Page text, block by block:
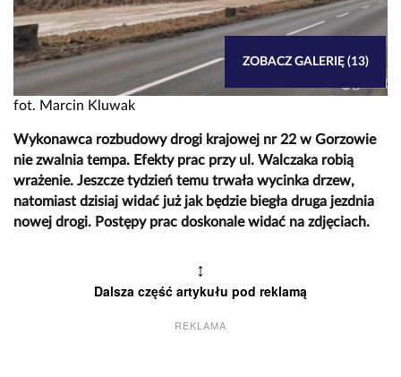
fot. Marcin Kluwak
ZOBACZ GALERIĘ (13)
Wykonawca rozbudowy drogi krajowej nr 22 w Gorzowie
nie zwalnia tempa. Efekty prac przy ul. Walczaka robią
wrażenie. Jeszcze tydzień temu trwała wycinka drzew,
natomiast dzisiaj widać już jak będzie biegła druga jezdnia
nowej drogi. Postępy prac doskonale widać na zdjęciach.
↕
Dalsza część artykułu pod reklamą
REKLAMA